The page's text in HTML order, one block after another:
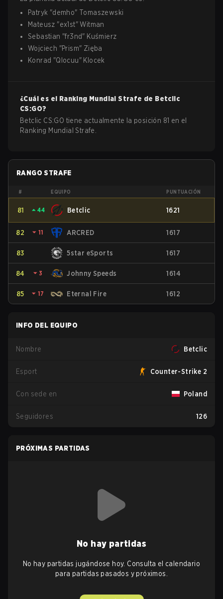
Patryk "demho" Tomaszewski
Mateusz "ex1st"Witman
Sebastian "fr3nd" Kuśmierz
Wojciech "Prism" Zięba
Konrad "Qlocuu" Klocek
¿Cuál es el Ranking Mundial Strafe de Betclic
CS:GO?
Betclic CS:GO tiene actualmente la posición 81 en el
Ranking Mundial Strafe.
RANGO STRAFE
# EQUIPO PUNTUACIÓN
81 ⏶ 44 Betclic 1621
82 ⏷ 11 ARCRED 1617
83 5star eSports 1617
84 ⏷ 3 Johnny Speeds 1614
85 ⏷ 17 Eternal Fire 1612
INFO DEL EQUIPO
Nombre Betclic
Esport Counter-Strike 2
Con sede en Poland
Seguidores 126
PRÓXIMAS PARTIDAS
No hay partidas
No hay partidas jugándose hoy. Consulta el calendario
para partidas pasados y próximos.